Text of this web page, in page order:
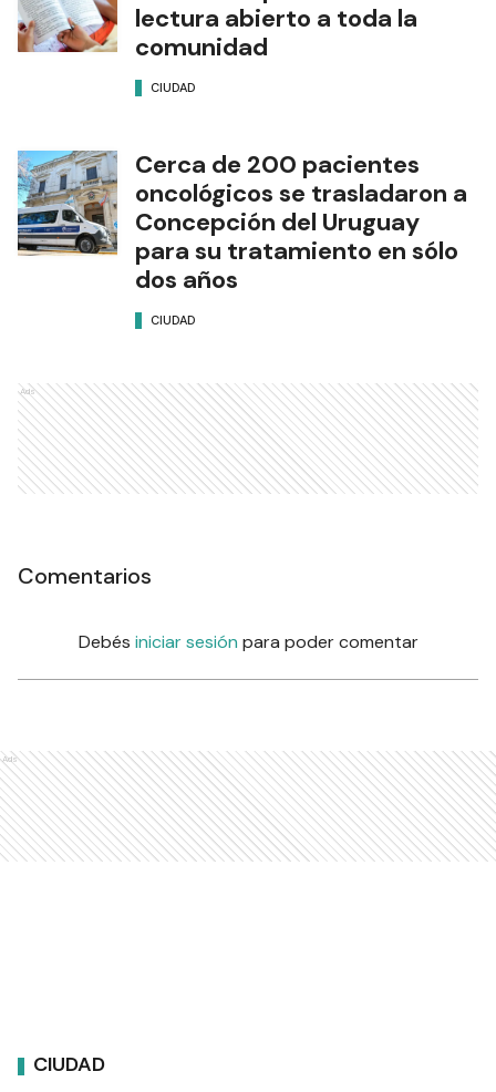
lectura abierto a toda la
comunidad
CIUDAD
Cerca de 200 pacientes
oncológicos se trasladaron a
Concepción del Uruguay
para su tratamiento en sólo
dos años
CIUDAD
Ads
Comentarios
Debés iniciar sesión para poder comentar
Ads
CIUDAD